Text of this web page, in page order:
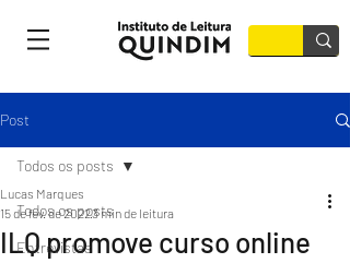
Post
Todos os posts
Entrevistas
Todos os posts
ILQ promove curso online
Lucas Marques
15 de fev. de 20223 min de leitura